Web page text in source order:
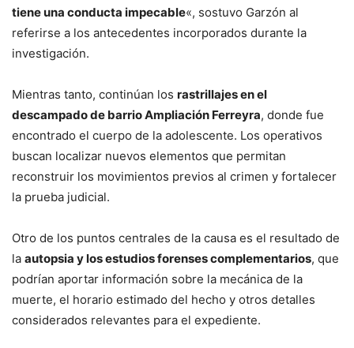
tiene una conducta impecable«, sostuvo Garzón al
referirse a los antecedentes incorporados durante la
investigación.
Mientras tanto, continúan los rastrillajes en el
descampado de barrio Ampliación Ferreyra, donde fue
encontrado el cuerpo de la adolescente. Los operativos
buscan localizar nuevos elementos que permitan
reconstruir los movimientos previos al crimen y fortalecer
la prueba judicial.
Otro de los puntos centrales de la causa es el resultado de
la autopsia y los estudios forenses complementarios, que
podrían aportar información sobre la mecánica de la
muerte, el horario estimado del hecho y otros detalles
considerados relevantes para el expediente.